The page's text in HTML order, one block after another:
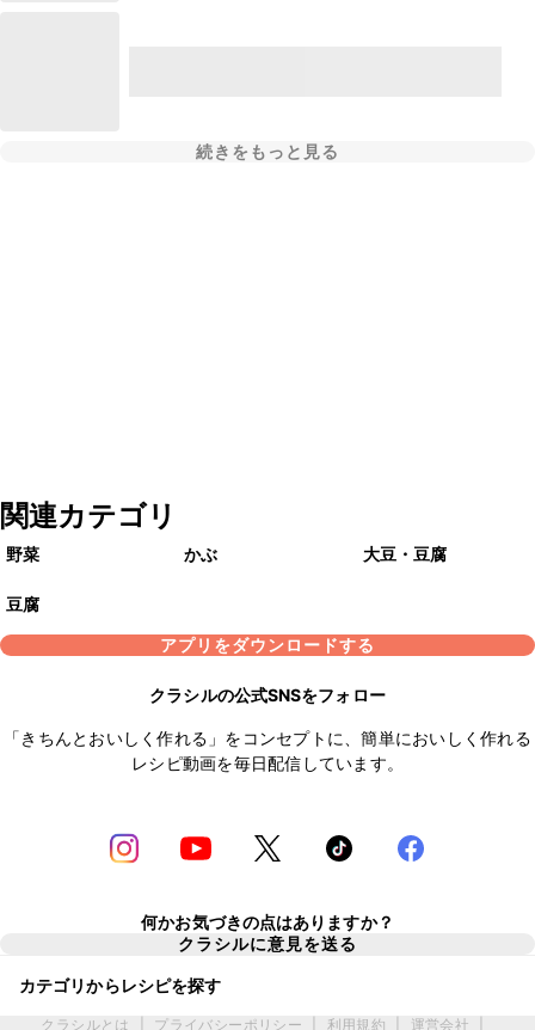
続きをもっと見る
関連カテゴリ
野菜 かぶ 大豆・豆腐
豆腐
アプリをダウンロードする
クラシルの公式SNSをフォロー
「きちんとおいしく作れる」をコンセプトに、簡単においしく作れる
レシピ動画を毎日配信しています。
何かお気づきの点はありますか？
クラシルに意見を送る
カテゴリからレシピを探す
クラシルとは プライバシーポリシー 利用規約 運営会社